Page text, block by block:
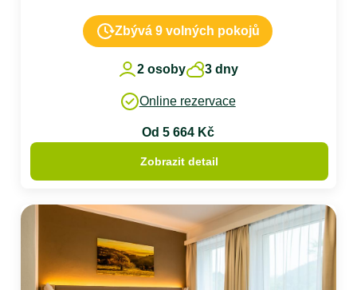
Zbývá 9 volných pokojů
2 osoby 3 dny
Online rezervace
Od 5 664 Kč
Zobrazit detail